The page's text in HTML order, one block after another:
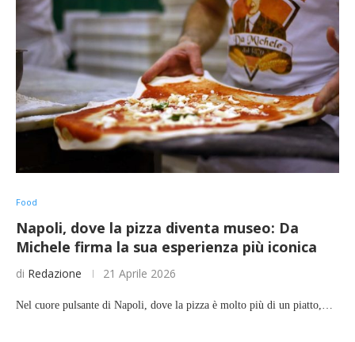
Food
Napoli, dove la pizza diventa museo: Da
Michele firma la sua esperienza più iconica
di Redazione 21 Aprile 2026
Nel cuore pulsante di Napoli, dove la pizza è molto più di un piatto,…